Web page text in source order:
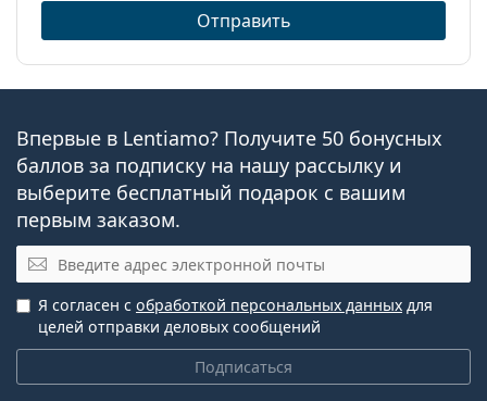
Отправить
Впервые в Lentiamo? Получите 50 бонусных
баллов за подписку на нашу рассылку и
выберите бесплатный подарок с вашим
первым заказом.
Электронная почта
Подписаться
Я согласен с обработкой персональных данных для
целей отправки деловых сообщений